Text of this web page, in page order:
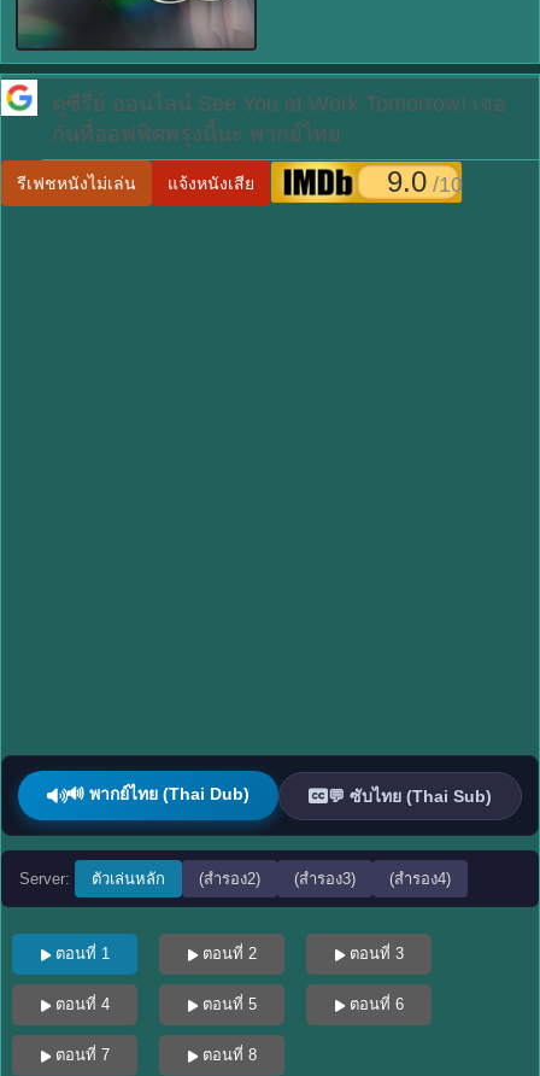
ดูซีรี่ย์ ออนไลน์ See You at Work Tomorrow! เจอ
กันที่ออฟฟิศพรุ่งนี้นะ พากย์ไทย
รีเฟชหนังไม่เล่น แจ้งหนังเสีย 9.0 /10
🔊 พากย์ไทย (Thai Dub) 💬 ซับไทย (Thai Sub)
Server: ตัวเล่นหลัก (สำรอง2) (สำรอง3) (สำรอง4)
ตอนที่ 1 ตอนที่ 2 ตอนที่ 3
ตอนที่ 4 ตอนที่ 5 ตอนที่ 6
ตอนที่ 7 ตอนที่ 8